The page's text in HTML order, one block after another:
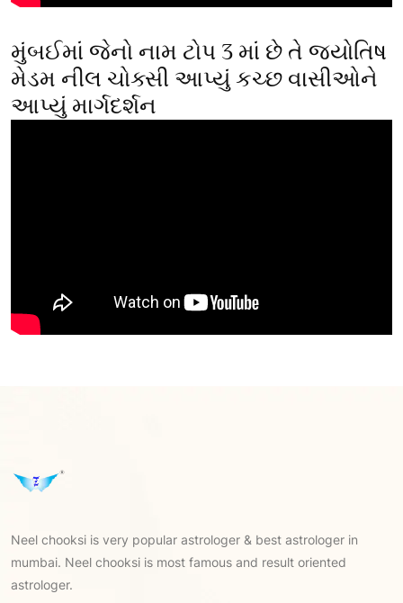
મુંબઈમાં જેનો નામ ટોપ 3 માં છે તે જ્યોતિષ
મેડમ નીલ ચોક્સી આપ્યું કચ્છ વાસીઓને
આપ્યું માર્ગદર્શન
Neel chooksi is very popular astrologer & best astrologer in
mumbai. Neel chooksi is most famous and result oriented
astrologer.